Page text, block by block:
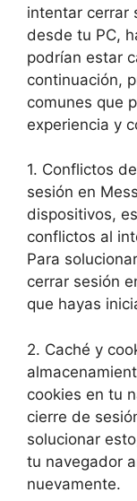
intentar cerrar
desde tu PC,
⁢podrían estar
⁤continuación,
comunes que
experiencia y
1. Conflictos
sesión en⁣
dispositivos,
conflictos al
‌Para
cerrar sesión⁢
que hayas
2. Caché y
cookies en tu‍
cierre de
solucionar⁤
tu navegador
nuevamente.